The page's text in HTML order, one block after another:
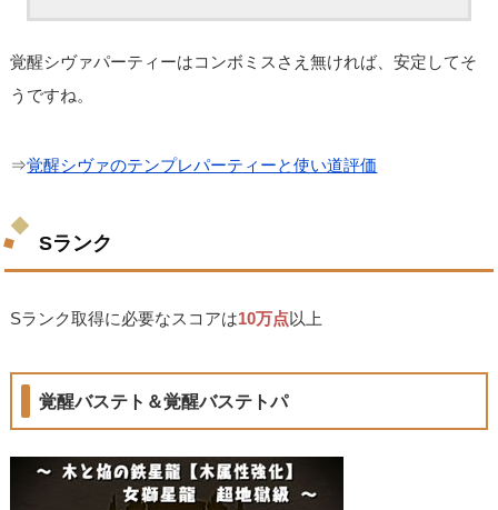
覚醒シヴァパーティーはコンボミスさえ無ければ、安定してそ
うですね。
⇒覚醒シヴァのテンプレパーティーと使い道評価
Sランク
Sランク取得に必要なスコアは10万点以上
覚醒バステト＆覚醒バステトパ